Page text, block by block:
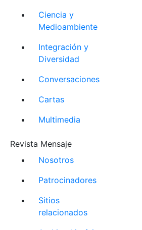
Ciencia y
Medioambiente
Integración y
Diversidad
Conversaciones
Cartas
Multimedia
Revista Mensaje
Nosotros
Patrocinadores
Sitios
relacionados